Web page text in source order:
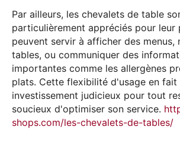
Par ailleurs, les chevalets de table
particulièrement appréciés pour leur
peuvent servir à afficher des menus,
tables, ou communiquer des
importantes comme les allergènes
plats. Cette flexibilité d'usage en fait
investissement judicieux pour tout
soucieux d'optimiser son service.
shops.com/les-chevalets-de-tables/